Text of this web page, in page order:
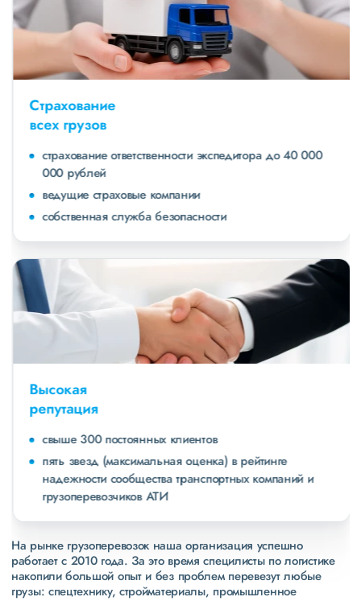
Страхование
всех грузов
страхование ответственности экспедитора до 40 000
000 рублей
ведущие страховые компании
собственная служба безопасности
Высокая
репутация
свыше 300 постоянных клиентов
пять звезд (максимальная оценка) в рейтинге
надежности сообщества транспортных компаний и
грузоперевозчиков АТИ
На рынке грузоперевозок наша организация успешно
работает с 2010 года. За это время специлисты по логистике
накопили большой опыт и без проблем перевезут любые
грузы: спецтехнику, стройматериалы, промышленное